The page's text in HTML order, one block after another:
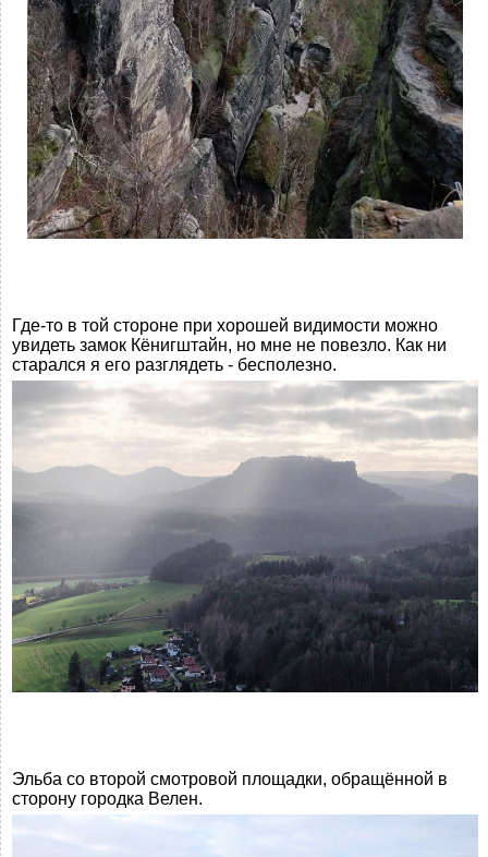
Где-то в той стороне при хорошей видимости можно
увидеть замок Кёнигштайн, но мне не повезло. Как ни
старался я его разглядеть - бесполезно.
Эльба со второй смотровой площадки, обращённой в
сторону городка Велен.